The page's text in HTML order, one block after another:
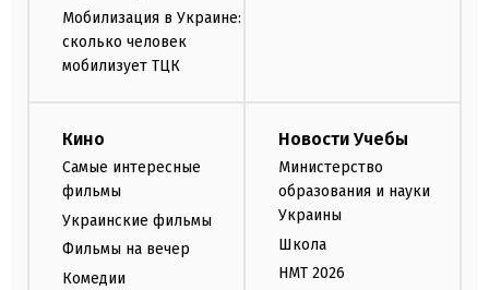
Мобилизация в Украине:
сколько человек
мобилизует ТЦК
Кино
Самые интересные
фильмы
Украинские фильмы
Фильмы на вечер
Комедии
Новости Учебы
Министерство
образования и науки
Украины
Школа
НМТ 2026